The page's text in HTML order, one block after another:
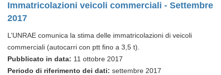
Immatricolazioni veicoli commerciali - Settembre
2017
L’UNRAE comunica la stima delle immatricolazioni di veicoli
commerciali (autocarri con ptt fino a 3,5 t).
Pubblicato in data: 11 ottobre 2017
Periodo di riferimento dei dati: settembre 2017